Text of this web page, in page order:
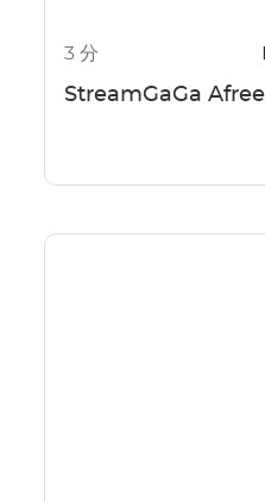
3 分
StreamGaGa